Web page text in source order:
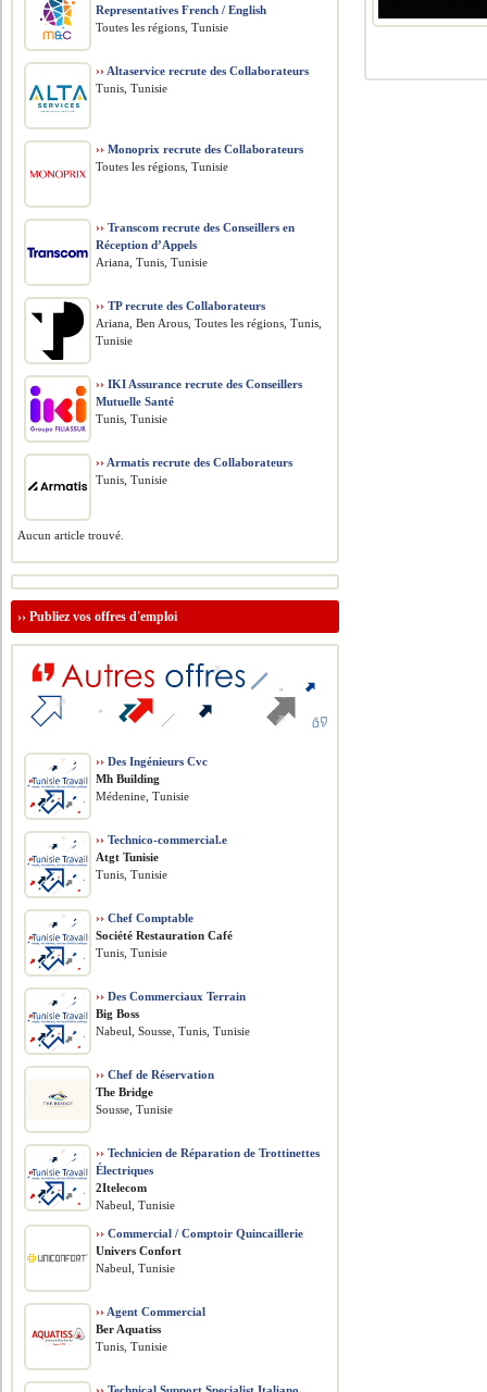
Representatives French / English
Toutes les régions, Tunisie
›› Altaservice recrute des Collaborateurs
Tunis, Tunisie
›› Monoprix recrute des Collaborateurs
Toutes les régions, Tunisie
›› Transcom recrute des Conseillers en
Réception d’Appels
Ariana, Tunis, Tunisie
›› TP recrute des Collaborateurs
Ariana, Ben Arous, Toutes les régions, Tunis,
Tunisie
›› IKI Assurance recrute des Conseillers
Mutuelle Santé
Tunis, Tunisie
›› Armatis recrute des Collaborateurs
Tunis, Tunisie
Aucun article trouvé.
››Publiez vos offres d'emploi
›› Des Ingénieurs Cvc
Mh Building
Médenine, Tunisie
›› Technico-commercial.e
Atgt Tunisie
Tunis, Tunisie
›› Chef Comptable
Société Restauration Café
Tunis, Tunisie
›› Des Commerciaux Terrain
Big Boss
Nabeul, Sousse, Tunis, Tunisie
›› Chef de Réservation
The Bridge
Sousse, Tunisie
›› Technicien de Réparation de Trottinettes
Électriques
2Itelecom
Nabeul, Tunisie
›› Commercial / Comptoir Quincaillerie
Univers Confort
Nabeul, Tunisie
›› Agent Commercial
Ber Aquatiss
Tunis, Tunisie